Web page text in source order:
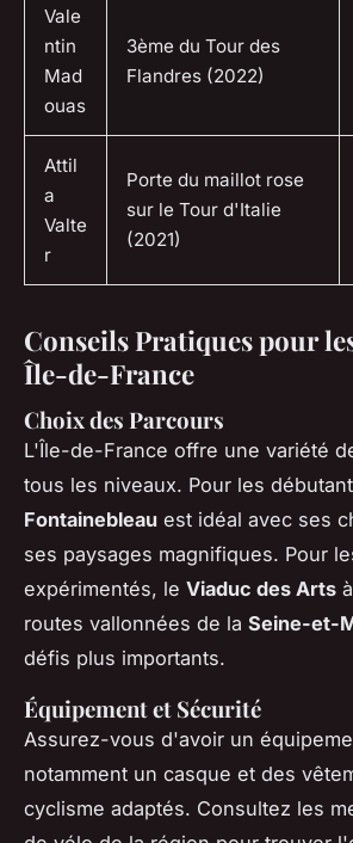
Vale
ntin
Mad
ouas
3ème du Tour des
Flandres (2022)
Attil
a
Valte
r
Porte du maillot rose
sur le Tour d'Italie
(2021)
Conseils Pratiques pour
Île-de-France
Choix des Parcours
L'Île-de-France offre une variété
tous les niveaux. Pour les
Fontainebleau est idéal avec ses
ses paysages magnifiques. Pour
expérimentés, le Viaduc des Arts
routes vallonnées de la Seine-et-
défis plus importants.
Équipement et Sécurité
Assurez-vous d'avoir un
notamment un casque et des
cyclisme adaptés. Consultez les